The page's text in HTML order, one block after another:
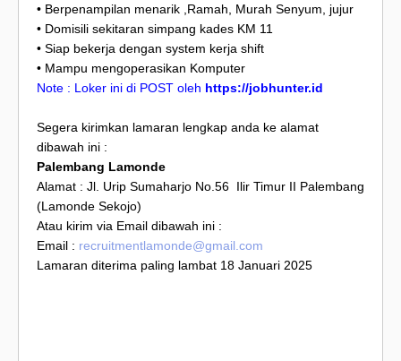
• Berpenampilan menarik ,Ramah, Murah Senyum, jujur
• Domisili sekitaran simpang kades KM 11
• Siap bekerja dengan system kerja shift
• Mampu mengoperasikan Komputer
Note : Loker ini di POST oleh https://jobhunter.id
Segera kirimkan lamaran lengkap anda ke alamat
dibawah ini :
Palembang Lamonde
Alamat : Jl. Urip Sumaharjo No.56 Ilir Timur II Palembang
(Lamonde Sekojo)
Atau kirim via Email dibawah ini :
Email : recruitmentlamonde@gmail.com
Lamaran diterima paling lambat 18 Januari 2025